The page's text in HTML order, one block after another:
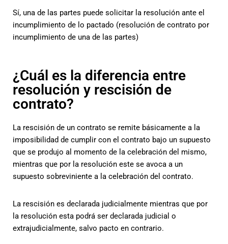
Sí, una de las partes puede solicitar la resolución ante el
incumplimiento de lo pactado (resolución de contrato por
incumplimiento de una de las partes)
¿Cuál es la diferencia entre
resolución y rescisión de
contrato?
La rescisión de un contrato se remite básicamente a la
imposibilidad de cumplir con el contrato bajo un supuesto
que se produjo al momento de la celebración del mismo,
mientras que por la resolución este se avoca a un
supuesto sobreviniente a la celebración del contrato.
La rescisión es declarada judicialmente mientras que por
la resolución esta podrá ser declarada judicial o
extrajudicialmente, salvo pacto en contrario.